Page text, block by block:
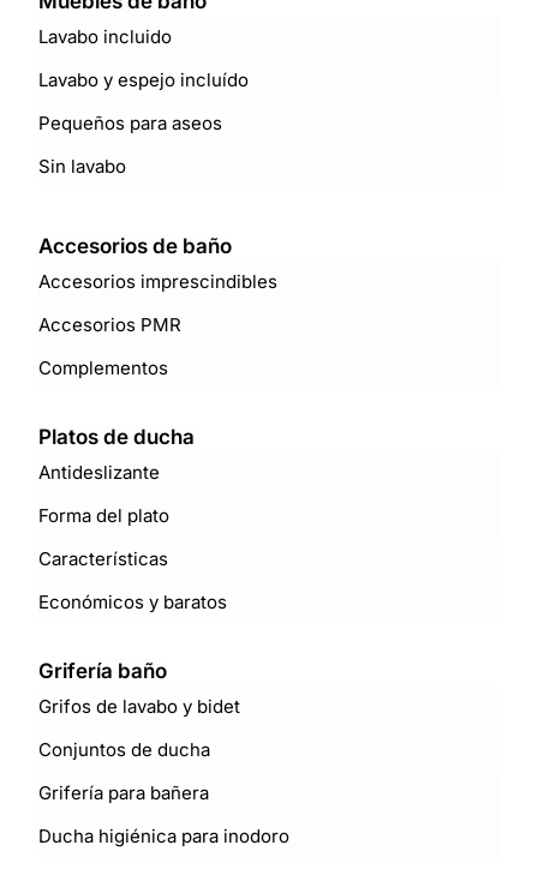
Lavabo incluido
Lavabo y espejo incluído
Pequeños para aseos
Sin lavabo
Accesorios de baño
Accesorios imprescindibles
Accesorios PMR
Complementos
Platos de ducha
Antideslizante
Forma del plato
Características
Económicos y baratos
Grifería baño
Grifos de lavabo y bidet
Conjuntos de ducha
Grifería para bañera
Ducha higiénica para inodoro